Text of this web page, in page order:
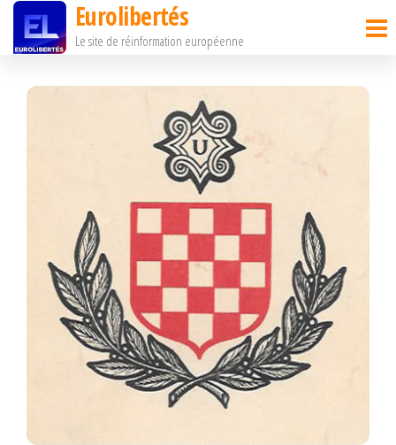
Passer
contenu
Eurolibertés
Le site de réinformation européenne